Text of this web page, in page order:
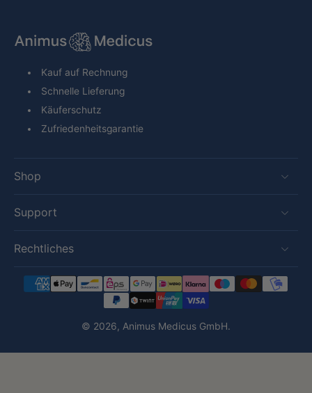
Kauf auf Rechnung
Schnelle Lieferung
Käuferschutz
Zufriedenheitsgarantie
Shop
Support
Rechtliches
© 2026, Animus Medicus GmbH.